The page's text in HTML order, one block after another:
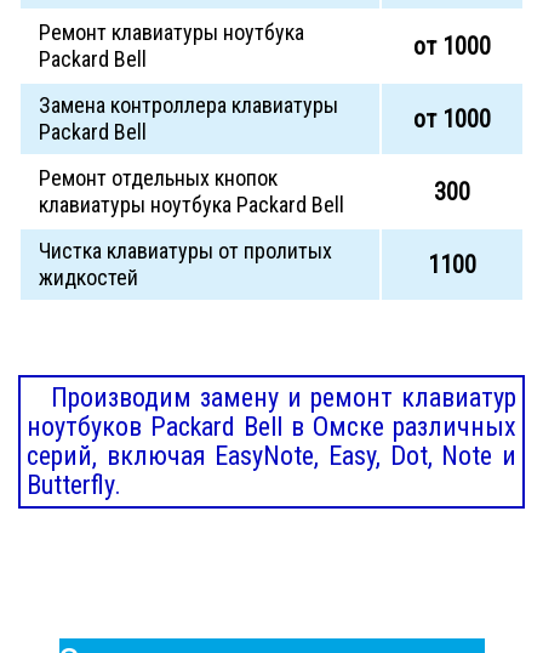
Ремонт клавиатуры ноутбука
Packard Bell
от 1000
Замена контроллера клавиатуры
Packard Bell
от 1000
Ремонт отдельных кнопок
клавиатуры ноутбука Packard Bell
300
Чистка клавиатуры от пролитых
жидкостей
1100
Производим замену и ремонт клавиатур
ноутбуков Packard Bell в Омске различных
серий, включая EasyNote, Easy, Dot, Note и
Butterfly.